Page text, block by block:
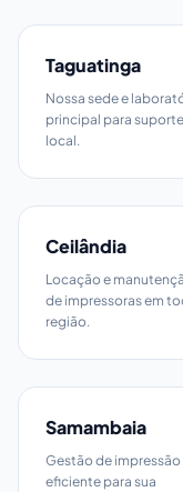
Taguatinga
Nossa sede e
principal para suporte
local.
Ceilândia
Locação e
de impressoras em
região.
Samambaia
Gestão de impressão
eficiente para sua